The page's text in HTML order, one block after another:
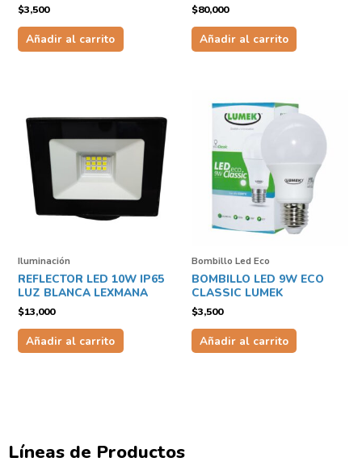
$3,500
Añadir al carrito
$80,000
Añadir al carrito
Iluminación
REFLECTOR LED 10W IP65
LUZ BLANCA LEXMANA
$13,000
Añadir al carrito
Bombillo Led Eco
BOMBILLO LED 9W ECO
CLASSIC LUMEK
$3,500
Añadir al carrito
Líneas de Productos